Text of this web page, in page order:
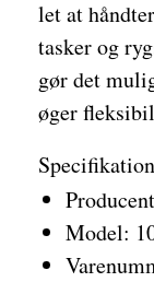
let at
tasker og
gør det
øger
Model: